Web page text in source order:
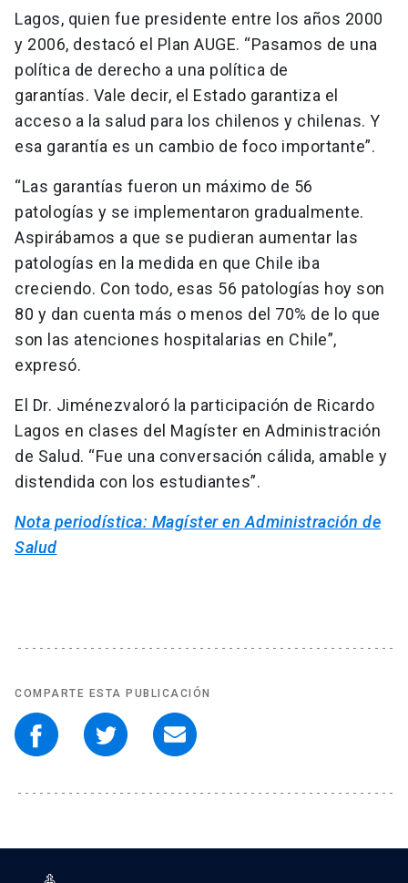
Lagos, quien fue presidente entre los años 2000
y 2006, destacó el Plan AUGE. “Pasamos de una
política de derecho a una política de
garantías. Vale decir, el Estado garantiza el
acceso a la salud para los chilenos y chilenas. Y
esa garantía es un cambio de foco importante”.
“Las garantías fueron un máximo de 56
patologías y se implementaron gradualmente.
Aspirábamos a que se pudieran aumentar las
patologías en la medida en que Chile iba
creciendo. Con todo, esas 56 patologías hoy son
80 y dan cuenta más o menos del 70% de lo que
son las atenciones hospitalarias en Chile”,
expresó.
El Dr. Jiménezvaloró la participación de Ricardo
Lagos en clases del Magíster en Administración
de Salud. “Fue una conversación cálida, amable y
distendida con los estudiantes”.
Nota periodística: Magíster en Administración de
Salud
COMPARTE ESTA PUBLICACIÓN